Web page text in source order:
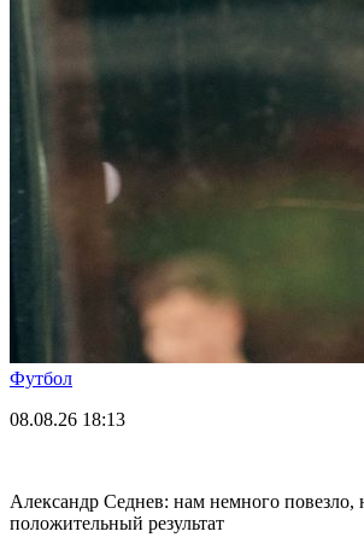
Футбол
08.08.26 18:13
Александр Седнев: нам немного
положительный результат